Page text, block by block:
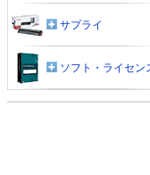
サプライ
ソフト・ライセン